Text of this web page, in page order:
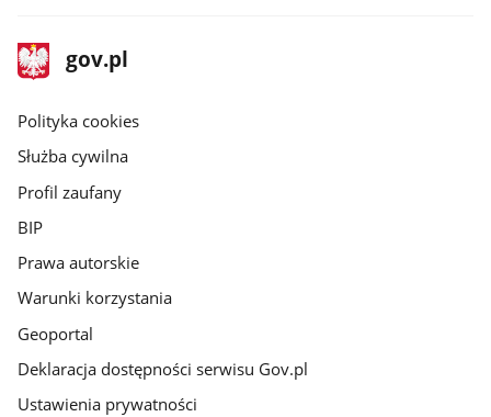
stopka
gov.pl
Strona
gov.pl
gov.pl
Polityka cookies
Służba cywilna
Profil zaufany
BIP
Prawa autorskie
Warunki korzystania
Geoportal
Deklaracja dostępności serwisu Gov.pl
Ustawienia prywatności